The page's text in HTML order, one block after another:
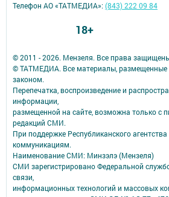
© 2011 - 2026. Мензеля. Все права
© ТАТМЕДИА. Все материалы, размещенные
законом.
Перепечатка, воспроизведение и
информации,
размещенной на сайте, возможна только с
редакций СМИ.
При поддержке Республиканского
коммуникациям.
Наименование СМИ: Минзэлэ (Мензеля)
СМИ зарегистрировано Федеральной
связи,
информационных технологий и массовых
Телефон АО «ТАТМЕДИА»:(843) 222 09 84
18+